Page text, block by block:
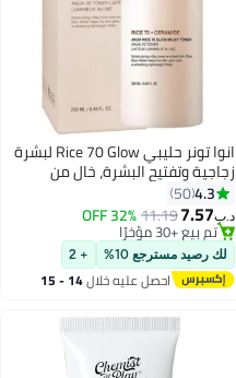
انوا تونر حليبي Rice 70 Glow لبشرة
زجاجية وتفتيح البشرة، خالٍ من
العطور
4.3
50
د.ب‏7.57
11.19
32% OFF
تم بيع +30 مؤخرًا
تم بيع +30 مؤخرًا
لك رصيد مسترجع 10% + 2
احصل عليه خلال 14 - 15